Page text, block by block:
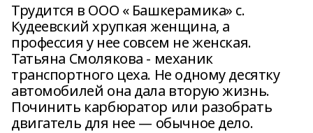
Трудится в ООО « Башкерамика» с.
Кудеевский хрупкая женщина, а
профессия у нее совсем не женская.
Татьяна Смолякова - механик
транспортного цеха. Не одному десятку
автомобилей она дала вторую жизнь.
Починить карбюратор или разобрать
двигатель для нее — обычное дело.